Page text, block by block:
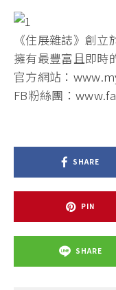
《住展雜誌》創
擁有最豐富且即時
官方網站：
FB粉絲團：
SHARE
PIN
SHARE